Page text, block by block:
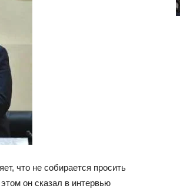
что не собирается просить
он сказал в интервью